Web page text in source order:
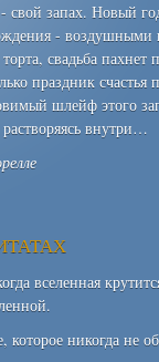
свой запах. Новый
-
свадьба
праздник счастья
шлейф этого
внутри…
вселенная
никогда не